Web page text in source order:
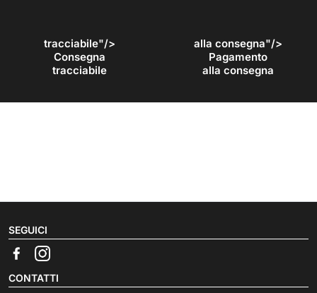
tracciabile"/>
Consegna
tracciabile
alla consegna"/>
Pagamento
alla consegna
SEGUICI
CONTATTI